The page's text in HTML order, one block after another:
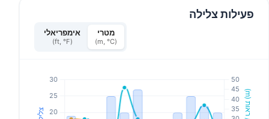
פעילות צלילה
מטרי
(m, °C)
אימפריאלי
(ft, °F)